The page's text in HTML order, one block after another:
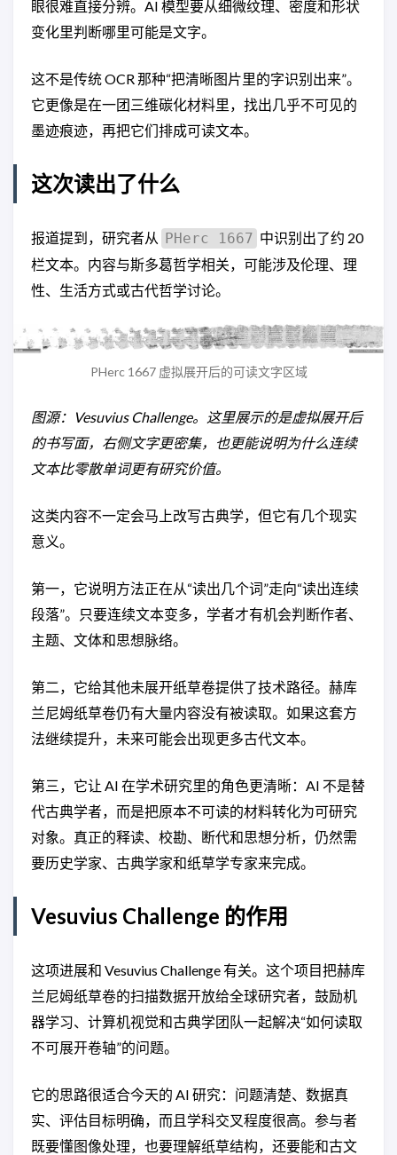
眼很难直接分辨。AI 模型要从细微纹理、密度和形状
变化里判断哪里可能是文字。
这不是传统 OCR 那种“把清晰图片里的字识别出来”。
它更像是在一团三维碳化材料里，找出几乎不可见的
墨迹痕迹，再把它们排成可读文本。
这次读出了什么
报道提到，研究者从 PHerc 1667 中识别出了约 20
栏文本。内容与斯多葛哲学相关，可能涉及伦理、理
性、生活方式或古代哲学讨论。
PHerc 1667 虚拟展开后的可读文字区域
图源：Vesuvius Challenge。这里展示的是虚拟展开后
的书写面，右侧文字更密集，也更能说明为什么连续
文本比零散单词更有研究价值。
这类内容不一定会马上改写古典学，但它有几个现实
意义。
第一，它说明方法正在从“读出几个词”走向“读出连续
段落”。只要连续文本变多，学者才有机会判断作者、
主题、文体和思想脉络。
第二，它给其他未展开纸草卷提供了技术路径。赫库
兰尼姆纸草卷仍有大量内容没有被读取。如果这套方
法继续提升，未来可能会出现更多古代文本。
第三，它让 AI 在学术研究里的角色更清晰：AI 不是替
代古典学者，而是把原本不可读的材料转化为可研究
对象。真正的释读、校勘、断代和思想分析，仍然需
要历史学家、古典学家和纸草学专家来完成。
Vesuvius Challenge 的作用
这项进展和 Vesuvius Challenge 有关。这个项目把赫库
兰尼姆纸草卷的扫描数据开放给全球研究者，鼓励机
器学习、计算机视觉和古典学团队一起解决“如何读取
不可展开卷轴”的问题。
它的思路很适合今天的 AI 研究：问题清楚、数据真
实、评估目标明确，而且学科交叉程度很高。参与者
既要懂图像处理，也要理解纸草结构，还要能和古文